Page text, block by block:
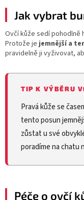
Jak vybrat
Ovčí kůže sedí pohodlně
Protože je jemnější a
pravidelně ji vyživovat,
TIP K VÝBĚRU
Pravá kůže se
tento posun
zůstat u své
poradíme na chatu
Péče o ovčí